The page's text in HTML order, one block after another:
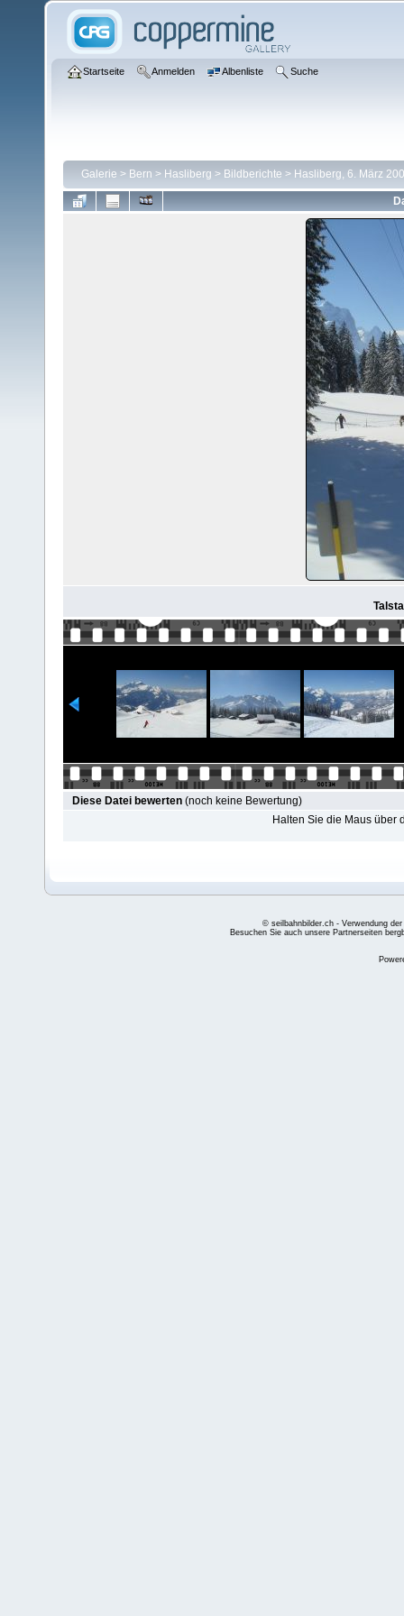
Startseite Anmelden Albenliste Suche
Galerie > Bern > Hasliberg > Bildberichte > Hasliberg, 6. März
Diese Datei bewerten (noch keine Bewertung)
Halten Sie die Maus über
© seilbahnbilder.ch - Verwendung
Besuchen Sie auch unsere Partnerseiten